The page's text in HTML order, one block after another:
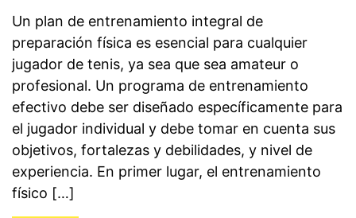
Un plan de entrenamiento integral de
preparación física es esencial para cualquier
jugador de tenis, ya sea que sea amateur o
profesional. Un programa de entrenamiento
efectivo debe ser diseñado específicamente para
el jugador individual y debe tomar en cuenta sus
objetivos, fortalezas y debilidades, y nivel de
experiencia. En primer lugar, el entrenamiento
físico […]